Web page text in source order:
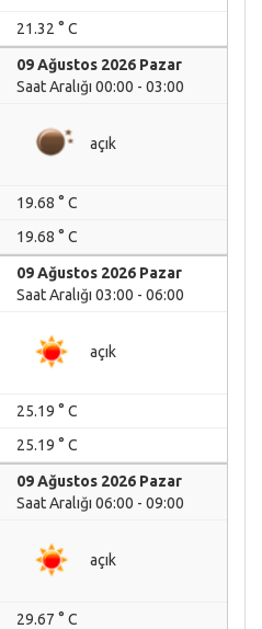
21.32 ° C
09 Ağustos 2026 Pazar
Saat Aralığı 00:00 - 03:00
açık
19.68 ° C
19.68 ° C
09 Ağustos 2026 Pazar
Saat Aralığı 03:00 - 06:00
açık
25.19 ° C
25.19 ° C
09 Ağustos 2026 Pazar
Saat Aralığı 06:00 - 09:00
açık
29.67 ° C